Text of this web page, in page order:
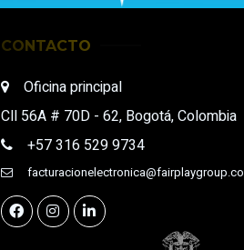
CONTACTO
Oficina principal
Cll 56A # 70D - 62, Bogotá, Colombia
+57 316 529 9734
facturacionelectronica@fairplaygroup.co